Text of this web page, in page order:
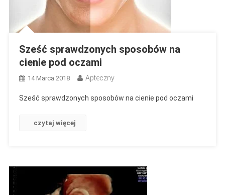
Sześć sprawdzonych sposobów na
cienie pod oczami
14 Marca 2018 Apteczny
Sześć sprawdzonych sposobów na cienie pod oczami
czytaj więcej